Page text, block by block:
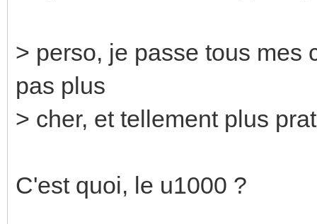
> perso, je passe tous mes
pas plus
> cher, et tellement plus
C'est quoi, le u1000 ?